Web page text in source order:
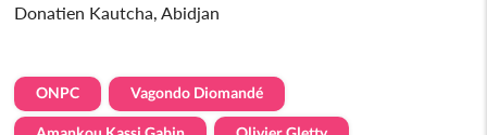
Donatien Kautcha, Abidjan
ONPC Vagondo Diomandé